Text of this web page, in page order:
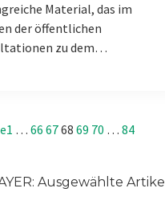
Material, das im
der öffentlichen
zu dem…
1 … 66 6768 69 70 … 84
Ausgewählte Artikel